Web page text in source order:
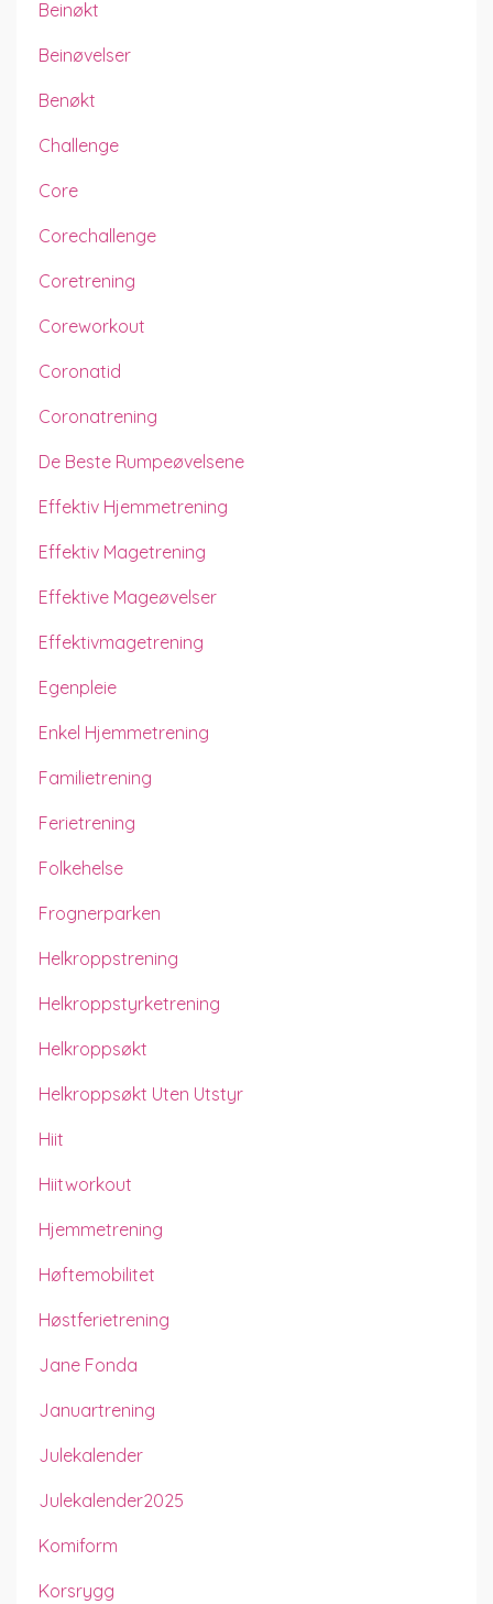
Beinøkt
Beinøvelser
Benøkt
Challenge
Core
Corechallenge
Coretrening
Coreworkout
Coronatid
Coronatrening
De Beste Rumpeøvelsene
Effektiv Hjemmetrening
Effektiv Magetrening
Effektive Mageøvelser
Effektivmagetrening
Egenpleie
Enkel Hjemmetrening
Familietrening
Ferietrening
Folkehelse
Frognerparken
Helkroppstrening
Helkroppstyrketrening
Helkroppsøkt
Helkroppsøkt Uten Utstyr
Hiit
Hiitworkout
Hjemmetrening
Høftemobilitet
Høstferietrening
Jane Fonda
Januartrening
Julekalender
Julekalender2025
Komiform
Korsrygg